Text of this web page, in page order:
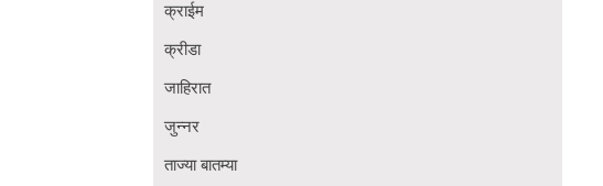
क्राईम
क्रीडा
जाहिरात
जुन्नर
ताज्या बातम्या